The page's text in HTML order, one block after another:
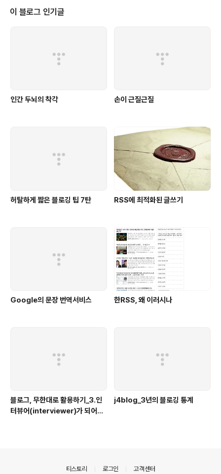
블로그는 수익이 대단한 것은 사실입니다. 하지만 블로그의 주인장이 바꼈을 때
도 블로그의 방문자가 계속 유지된다는 보장이 없습니다. 그 이유는 블로거가
이 블로그 인기글
인간 두뇌의 착각 손이 근질근질
허탈하게 짧은 블로깅 팁 7탄 RSS에 최적화된 글쓰기
Google의 문장 번역서비스 한RSS, 왜 이러시나
블로그, 무한대로 활용하기_3.인
터뷰어(interviewer)가 되어보
j4blog_3년의 블로깅 통계
티스토리 로그인 고객센터